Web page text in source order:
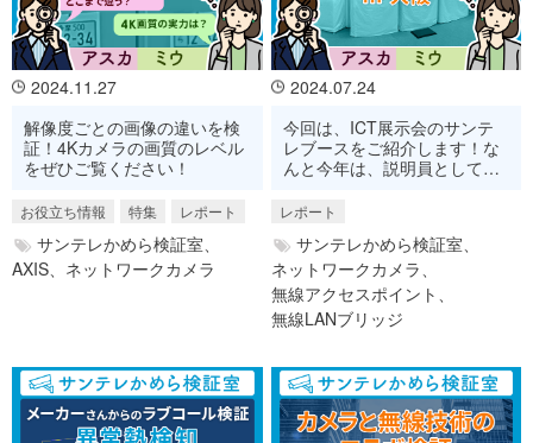
2024.11.27
解像度ごとの画像の違いを検
証！4Kカメラの画質のレベル
をぜひご覧ください！
お役立ち情報 特集 レポート
サンテレかめら検証室、
AXIS、 ネットワークカメラ
2024.07.24
今回は、ICT展示会のサンテ
レブースをご紹介します！な
んと今年は、説明員として大
レポート
サンテレかめら検証室、
ネットワークカメラ、
無線アクセスポイント、
無線LANブリッジ